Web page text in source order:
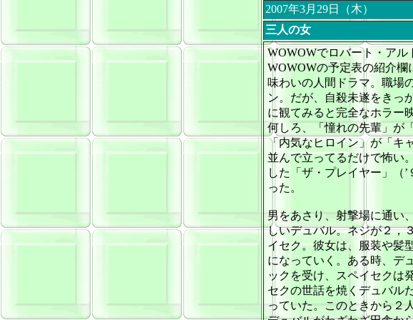
2007年3月29日（木）
三人の女
WOWOWでロバート・アル
WOWOWの予定表の紹介
味わいの人間ドラマ。職場
ン。だが、自殺未遂をきっ
に観てみると完全なホラー映
何しろ、「憧れの先輩」が
「内気なヒロイン」が「キ
並んで立ってるだけで怖い
した「ザ・プレイヤー」（
った。
男をあさり、射撃場に通い
しいデュバル。ネジが２，
イセク。彼女は、服装や髪
になっていく。ある時、デ
ックを受け、スペイセクは
セクの世話を焼くデュバル
っていた。このときから２